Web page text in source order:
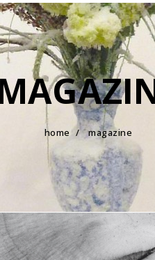
home / magazine
vous acceptez de nous
la Newsletter. En aucun cas